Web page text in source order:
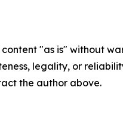
content "as is" without
legality, or
the author above.